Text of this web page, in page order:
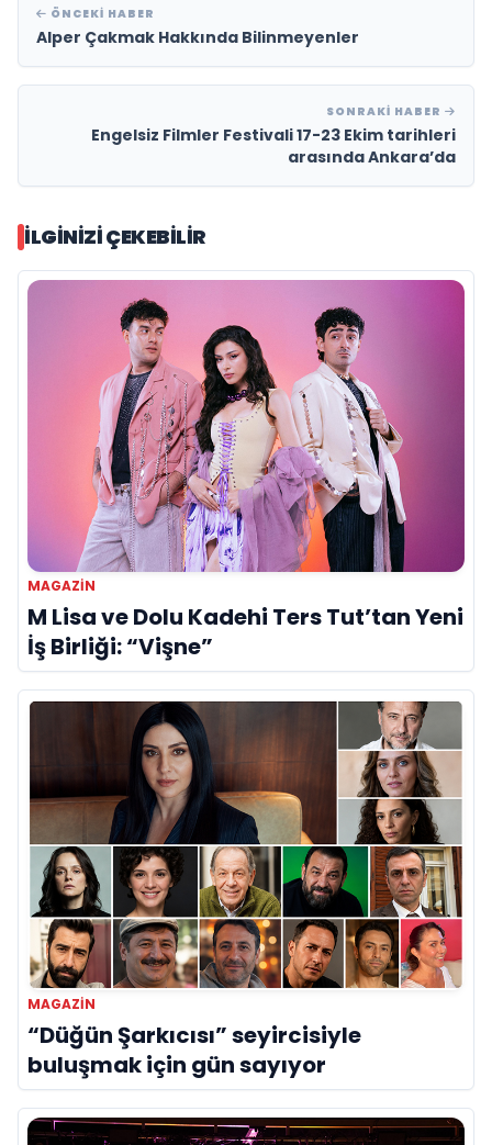
ÖNCEKI HABER
Alper Çakmak Hakkında Bilinmeyenler
SONRAKI HABER
Engelsiz Filmler Festivali 17-23 Ekim tarihleri
arasında Ankara’da
İLGINIZI ÇEKEBILIR
MAGAZIN
M Lisa ve Dolu Kadehi Ters Tut’tan Yeni
İş Birliği: “Vişne”
MAGAZIN
“Düğün Şarkıcısı” seyircisiyle
buluşmak için gün sayıyor